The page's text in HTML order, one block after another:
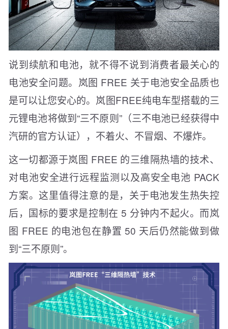
说到续航和电池，就不得不说到消费者最关心的
电池安全问题。岚图 FREE 关于电池安全品质也
是可以让您安心的。岚图FREE纯电车型搭载的三
元锂电池将做到“三不原则”（三不电池已经获得中
汽研的官方认证），不着火、不冒烟、不爆炸。
这一切都源于岚图 FREE 的三维隔热墙的技术、
对电池安全进行远程监测以及高安全电池 PACK
方案。这里值得注意的是，关于电池发生热失控
后，国标的要求是控制在 5 分钟内不起火。而岚
图 FREE 的电池包在静置 50 天后仍然能做到做
到“三不原则”。